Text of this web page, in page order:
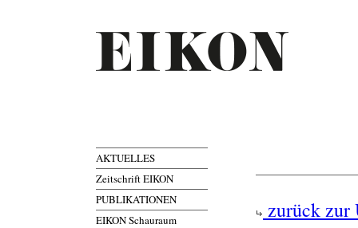
AKTUELLES
Zeitschrift EIKON
PUBLIKATIONEN
EIKON Schauraum
zurück zur